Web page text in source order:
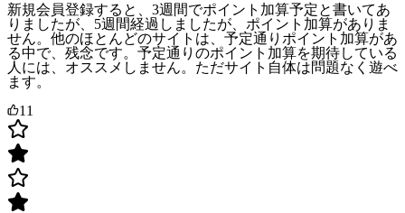
新規会員登録すると、3週間でポイント加算予定と書いてあ
りましたが、5週間経過しましたが、ポイント加算がありま
せん。他のほとんどのサイトは、予定通りポイント加算があ
る中で、残念です。予定通りのポイント加算を期待している
人には、オススメしません。ただサイト自体は問題なく遊べ
ます。
11